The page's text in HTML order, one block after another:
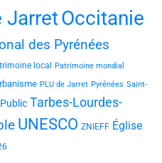
JarretOccitanie
des Pyrénées
local Patrimoine mondial
PLU de Jarret Pyrénées Saint-
Tarbes-Lourdes-
UNESCO ZNIEFF Église